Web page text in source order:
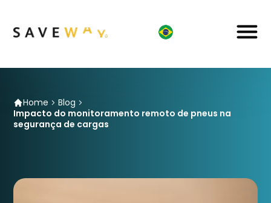
Home
Blog
Impacto do monitoramento remoto de pneus na
segurança de cargas